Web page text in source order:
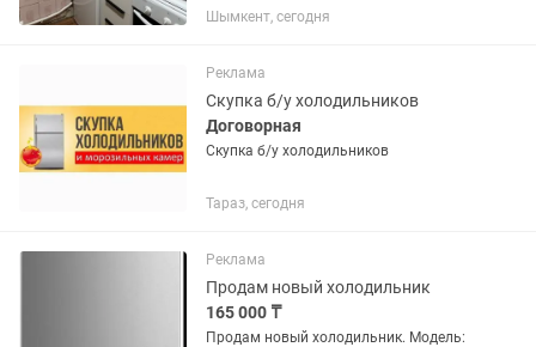
отличном состоянии, был куплен в
2025 году, гарантия ещё имеется, цена
Шымкент, сегодня
Реклама
Скупка б/у холодильников
Договорная
Скупка б/у холодильников
Тараз, сегодня
Реклама
Продам новый холодильник
165 000 ₸
Продам новый холодильник. Модель: